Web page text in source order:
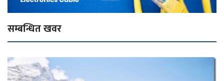
सम्बन्धित खवर